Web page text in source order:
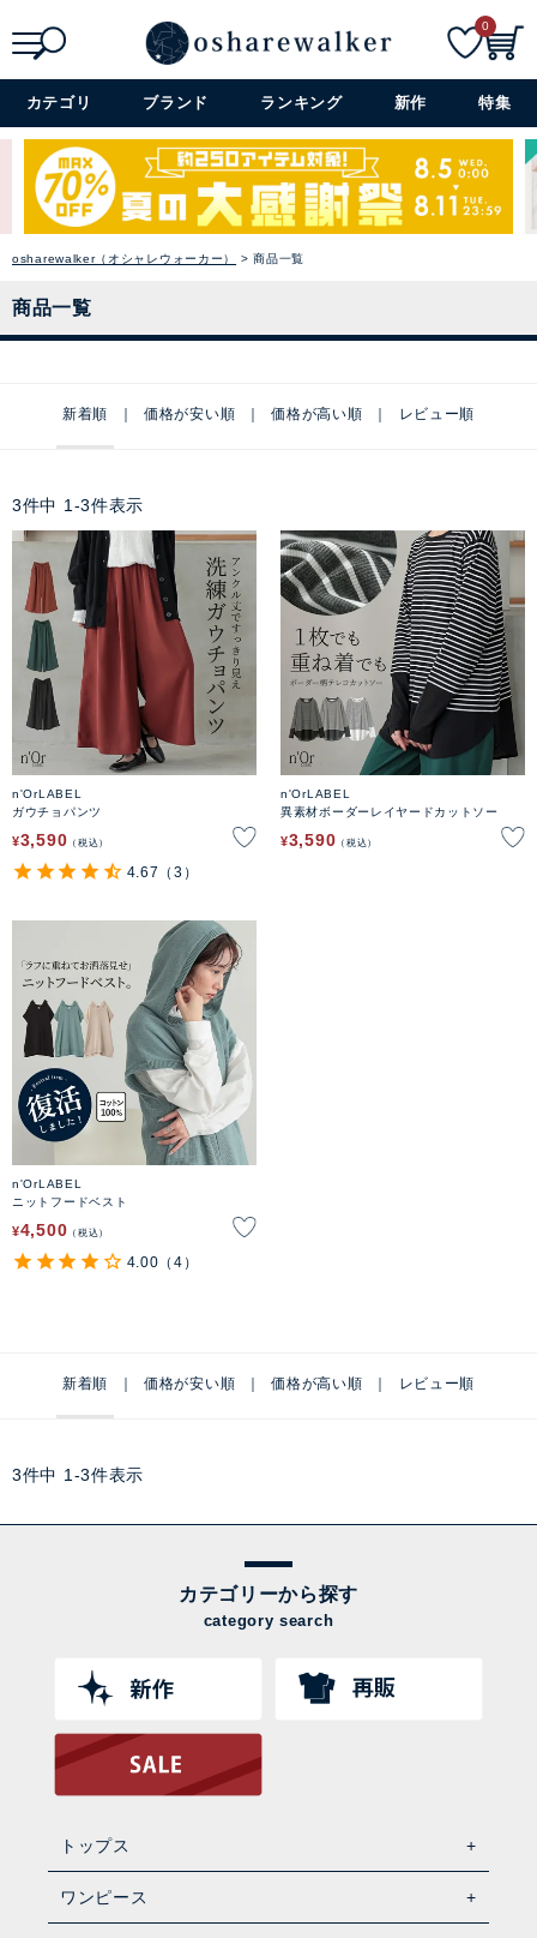
詳細検索+
0
カテゴリ ブランド ランキング 新作 特集
osharewalker（オシャレウォーカー） 商品一覧
商品一覧
新着順 価格が安い順 価格が高い順 レビュー順
3件中 1 -3件表示
n'OrLABEL
ガウチョパンツ
¥3,590 税込
4.67 （3）
n'OrLABEL
異素材ボーダーレイヤードカットソー
¥3,590 税込
n'OrLABEL
ニットフードベスト
¥4,500 税込
4.00 （4）
新着順 価格が安い順 価格が高い順 レビュー順
3件中 1 -3件表示
カテゴリーから探す
category search
トップス
ワンピース